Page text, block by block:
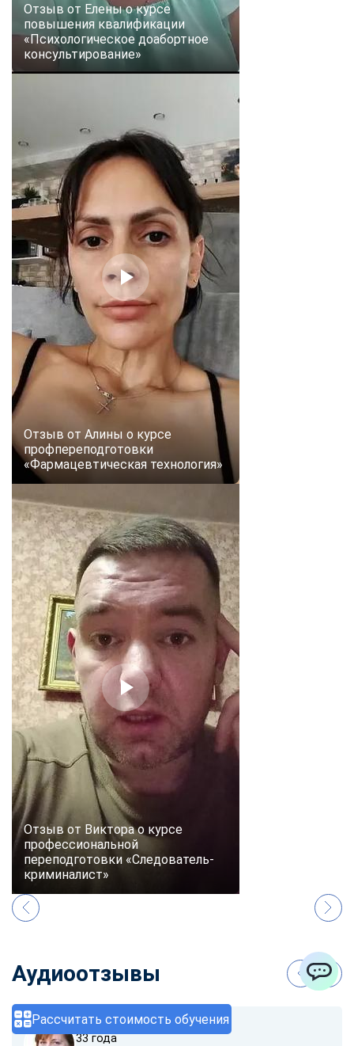
Рассчитать стоимость обучения
Отзыв от Елены о курсе
повышения квалификации
«Психологическое доабортное
консультирование»
Отзыв от Алины о курсе
профпереподготовки
«Фармацевтическая технология»
Отзыв от Виктора о курсе
профессиональной
переподготовки «Следователь-
криминалист»
Аудиоотзывы
София Карпова
33 года
ChatApp
online
Мессенджеры
Свяжитесь с нами через любой удобный мессенджер!
Telegram WhatsApp
Vkontakte
Max